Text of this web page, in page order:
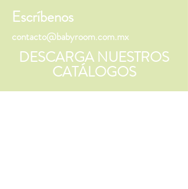
Escríbenos
contacto@babyroom.com.mx
DESCARGA NUESTROS
CATÁLOGOS